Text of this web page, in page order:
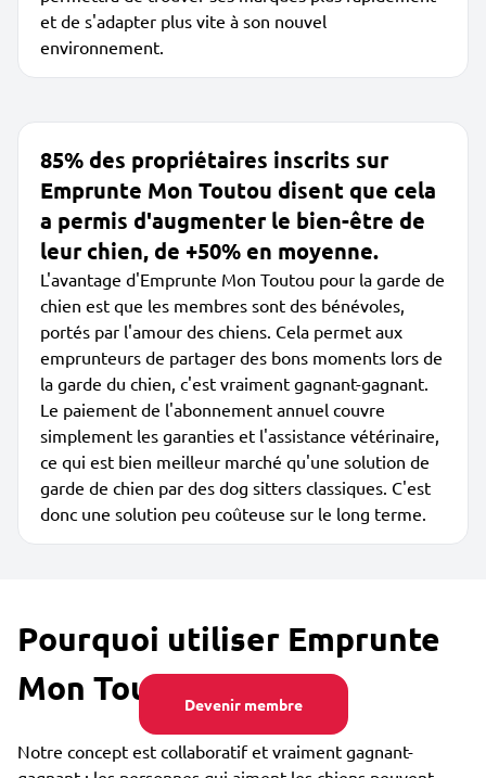
Devenir membre
et de s'adapter plus vite à son nouvel
environnement.
85% des propriétaires inscrits sur
Emprunte Mon Toutou disent que cela
a permis d'augmenter le bien-être de
leur chien, de +50% en moyenne.
L'avantage d'Emprunte Mon Toutou pour la garde de
chien est que les membres sont des bénévoles,
portés par l'amour des chiens. Cela permet aux
emprunteurs de partager des bons moments lors de
la garde du chien, c'est vraiment gagnant-gagnant.
Le paiement de l'abonnement annuel couvre
simplement les garanties et l'assistance vétérinaire,
ce qui est bien meilleur marché qu'une solution de
garde de chien par des dog sitters classiques. C'est
donc une solution peu coûteuse sur le long terme.
Pourquoi utiliser Emprunte
Mon Toutou ?
Notre concept est collaboratif et vraiment gagnant-